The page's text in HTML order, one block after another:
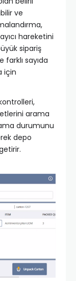
ve
hareketini
sipariş
farklı sayıda
için
arama
durumunu
depo